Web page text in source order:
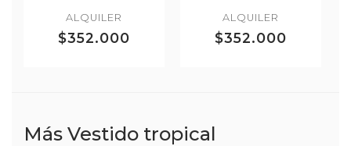
ALQUILER
$352.000
ALQUILER
$352.000
Más Vestido tropical